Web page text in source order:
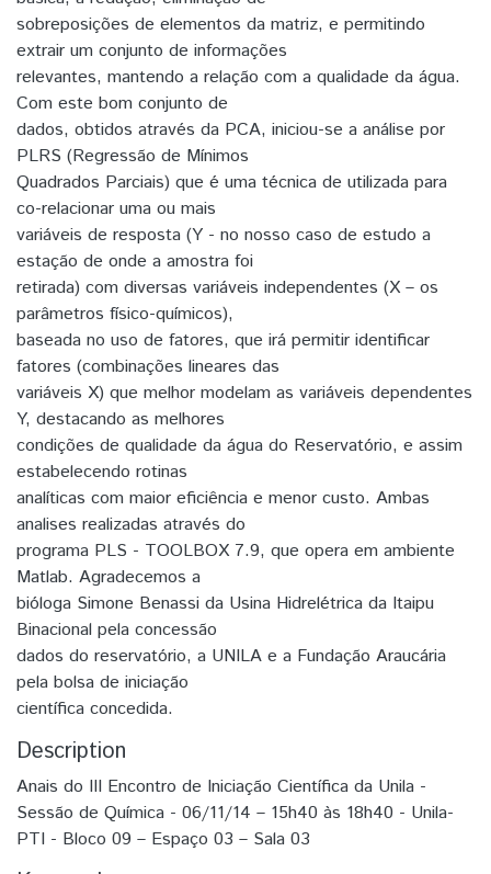
sobreposições de elementos da matriz, e permitindo
extrair um conjunto de informações
relevantes, mantendo a relação com a qualidade da água.
Com este bom conjunto de
dados, obtidos através da PCA, iniciou-se a análise por
PLRS (Regressão de Mínimos
Quadrados Parciais) que é uma técnica de utilizada para
co-relacionar uma ou mais
variáveis de resposta (Y - no nosso caso de estudo a
estação de onde a amostra foi
retirada) com diversas variáveis independentes (X – os
parâmetros físico-químicos),
baseada no uso de fatores, que irá permitir identificar
fatores (combinações lineares das
variáveis X) que melhor modelam as variáveis dependentes
Y, destacando as melhores
condições de qualidade da água do Reservatório, e assim
estabelecendo rotinas
analíticas com maior eficiência e menor custo. Ambas
analises realizadas através do
programa PLS - TOOLBOX 7.9, que opera em ambiente
Matlab. Agradecemos a
bióloga Simone Benassi da Usina Hidrelétrica da Itaipu
Binacional pela concessão
dados do reservatório, a UNILA e a Fundação Araucária
pela bolsa de iniciação
científica concedida.
Description
Anais do III Encontro de Iniciação Científica da Unila -
Sessão de Química - 06/11/14 – 15h40 às 18h40 - Unila-
PTI - Bloco 09 – Espaço 03 – Sala 03